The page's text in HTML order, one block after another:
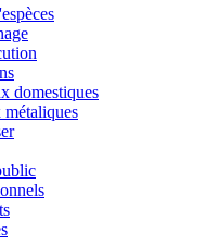
domestiques
métaliques